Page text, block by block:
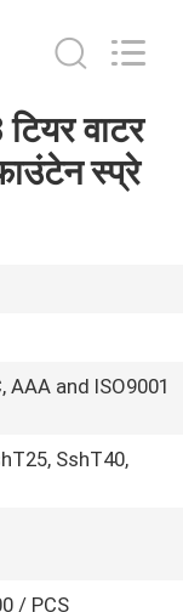
वाटर
स्प्रे
AAA and ISO9001
SshT40,
/ PCS